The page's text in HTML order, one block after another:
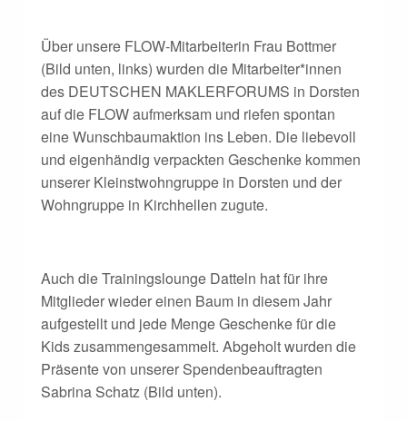
Über unsere FLOW-Mitarbeiterin Frau Bottmer
(Bild unten, links) wurden die Mitarbeiter*innen
des DEUTSCHEN MAKLERFORUMS in Dorsten
auf die FLOW aufmerksam und riefen spontan
eine Wunschbaumaktion ins Leben. Die liebevoll
und eigenhändig verpackten Geschenke kommen
unserer Kleinstwohngruppe in Dorsten und der
Wohngruppe in Kirchhellen zugute.
Auch die Trainingslounge Datteln hat für ihre
Mitglieder wieder einen Baum in diesem Jahr
aufgestellt und jede Menge Geschenke für die
Kids zusammengesammelt. Abgeholt wurden die
Präsente von unserer Spendenbeauftragten
Sabrina Schatz (Bild unten).